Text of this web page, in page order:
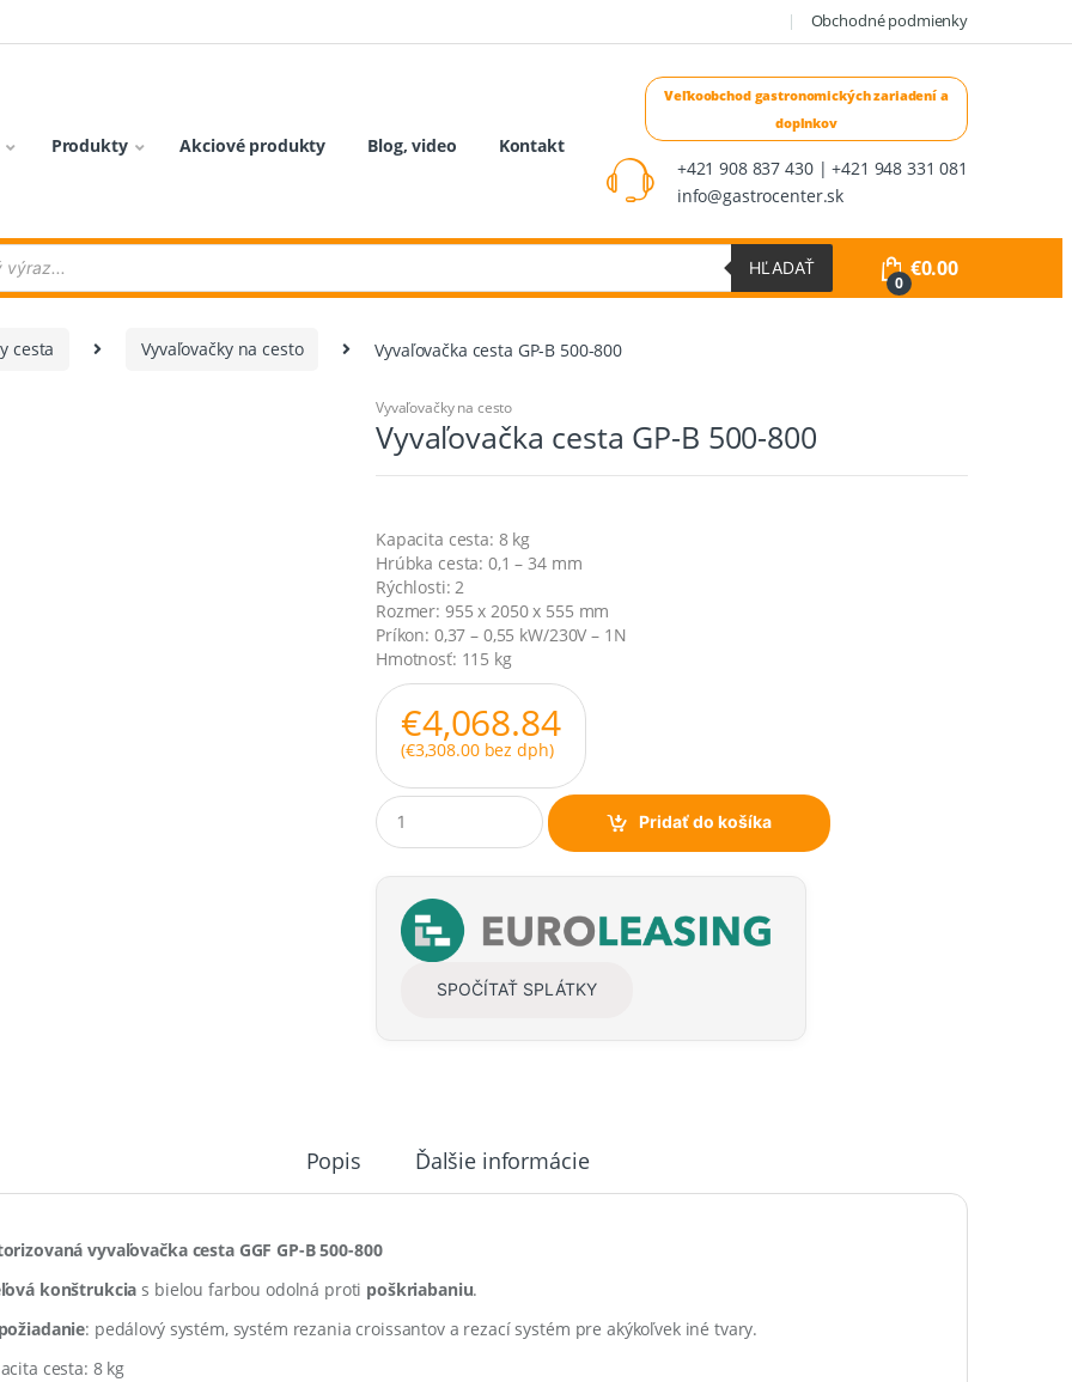
Obchodné podmienky
Produkty Akciové produkty Blog, video
Kontakt
+421 908 837 430 | +421 948 331 081
info@gastrocenter.sk
HĽADAŤ
0
€0.00
cesta Vyvaľovačky na cesto Vyvaľovačka cesta GP-B 500-800
Vyvaľovačky na cesto
Vyvaľovačka cesta GP-B 500-800
Kapacita cesta: 8 kg
Hrúbka cesta: 0,1 – 34 mm
Rýchlosti: 2
Rozmer: 955 x 2050 x 555 mm
Príkon: 0,37 – 0,55 kW/230V – 1N
Hmotnosť: 115 kg
€4,068.84
(€3,308.00bez dph)
Q
u
t
Pridať do košíka
SPOČÍTAŤ SPLÁTKY
Popis Ďalšie informácie
vyvaľovačka cesta GGF GP-B 500-800
konštrukcia s bielou farbou odolná proti poškriabaniu.
: pedálový systém, systém rezania croissantov a rezací systém pre akýkoľvek iné tvary.
cesta: 8 kg